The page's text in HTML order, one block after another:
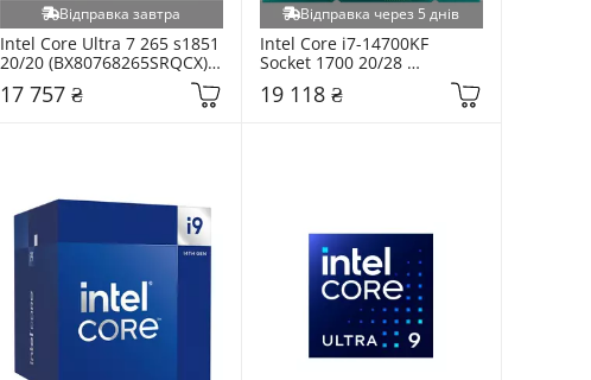
Відправка завтра
Intel Core Ultra 7 265 s1851
20/20 (BX80768265SRQCX)
17 757 ₴
Відправка через 5 днів
Intel Core i7-14700KF
Socket 1700 20/28
(CM8071504820722) Tray
19 118 ₴